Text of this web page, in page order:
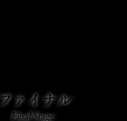
Final Stage
ファイナル